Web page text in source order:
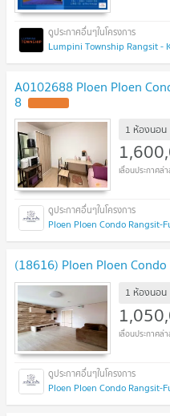
Lumpini Township Rangsit
A0102688 Ploen Ploen
8
1 ห้องนอน
(18616) Ploen Ploen
1 ห้องนอน